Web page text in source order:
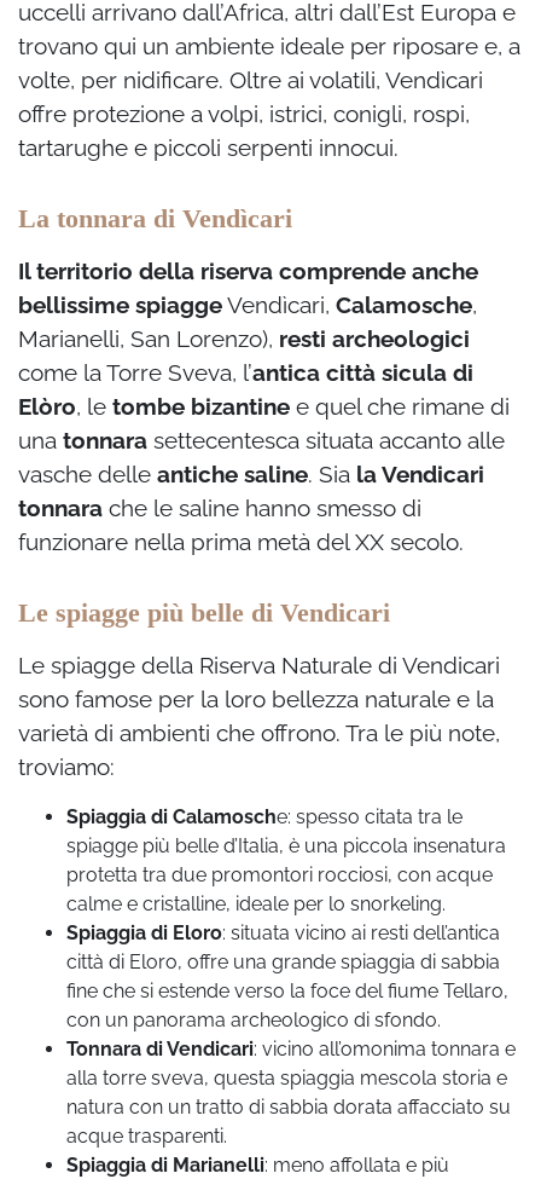
uccelli arrivano dall’Africa, altri dall’Est Europa e
trovano qui un ambiente ideale per riposare e, a
volte, per nidificare. Oltre ai volatili, Vendìcari
offre protezione a volpi, istrici, conigli, rospi,
tartarughe e piccoli serpenti innocui.
La tonnara di Vendìcari
Il territorio della riserva comprende anche
bellissime spiaggeVendìcari, Calamosche,
Marianelli, San Lorenzo), resti archeologici
come la Torre Sveva, l’antica città sicula di
Elòro, le tombe bizantine e quel che rimane di
una tonnara settecentesca situata accanto alle
vasche delle antiche saline. Sia la Vendicari
tonnara che le saline hanno smesso di
funzionare nella prima metà del XX secolo.
Le spiagge più belle di Vendicari
Le spiagge della Riserva Naturale di Vendicari
sono famose per la loro bellezza naturale e la
varietà di ambienti che offrono. Tra le più note,
troviamo:
Spiaggia di Calamosche: spesso citata tra le
spiagge più belle d’Italia, è una piccola insenatura
protetta tra due promontori rocciosi, con acque
calme e cristalline, ideale per lo snorkeling.
Spiaggia di Eloro: situata vicino ai resti dell’antica
città di Eloro, offre una grande spiaggia di sabbia
fine che si estende verso la foce del fiume Tellaro,
con un panorama archeologico di sfondo.
Tonnara di Vendicari: vicino all’omonima tonnara e
alla torre sveva, questa spiaggia mescola storia e
natura con un tratto di sabbia dorata affacciato su
acque trasparenti.
Spiaggia di Marianelli: meno affollata e più